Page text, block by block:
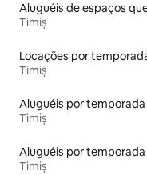
Timiș
Timiș
Timiș
Timiș